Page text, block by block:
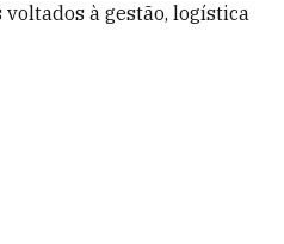
à gestão, logística